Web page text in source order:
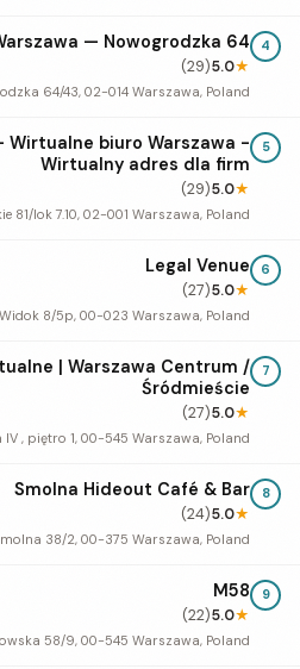
4
— Nowogrodzka 64
★
5.0
(29)
64/43, 02-014 Warszawa, Poland
5
Wirtualne biuro Warszawa -
Wirtualny adres dla firm
★
5.0
(29)
81/lok 7.10, 02-001 Warszawa, Poland
6
Legal Venue
★
5.0
(27)
Widok 8/5p, 00-023 Warszawa, Poland
7
| Warszawa Centrum /
Śródmieście
★
5.0
(27)
8
Smolna Hideout Café & Bar
★
5.0
(24)
38/2, 00-375 Warszawa, Poland
9
M58
★
5.0
(22)
58/9, 00-545 Warszawa, Poland